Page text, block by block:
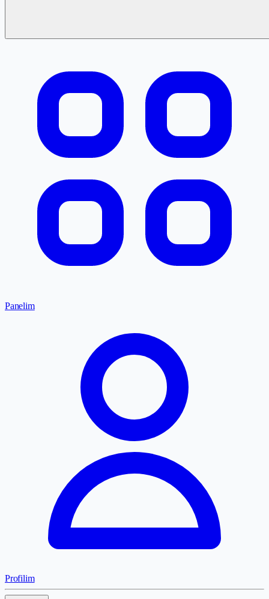
Panelim
Profilim